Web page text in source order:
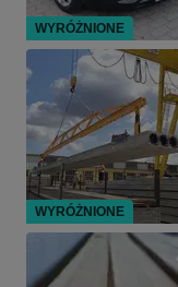
WYRÓŻNIONE
WYRÓŻNIONE